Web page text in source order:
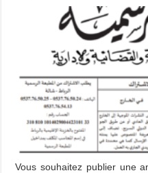
Vous souhaitez publier une